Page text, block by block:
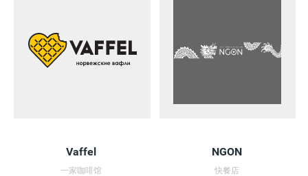
Vaffel
一家咖啡馆
NGON
快餐店